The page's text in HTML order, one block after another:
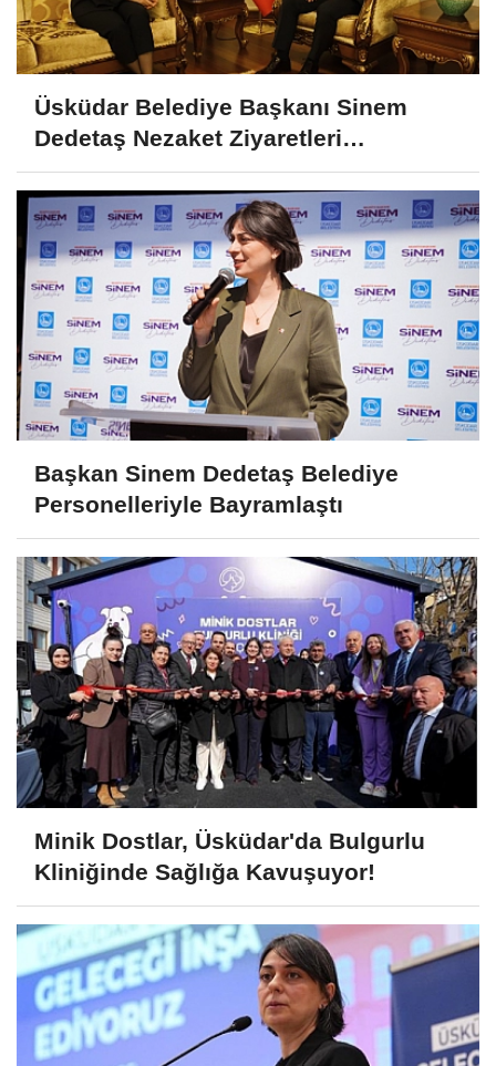
Üsküdar Belediye Başkanı Sinem
Dedetaş Nezaket Ziyaretleri
Gerçekleştirdi
Başkan Sinem Dedetaş Belediye
Personelleriyle Bayramlaştı
Minik Dostlar, Üsküdar'da Bulgurlu
Kliniğinde Sağlığa Kavuşuyor!